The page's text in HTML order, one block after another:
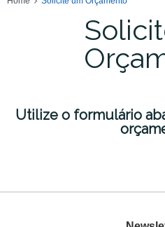
Utilize o formulário